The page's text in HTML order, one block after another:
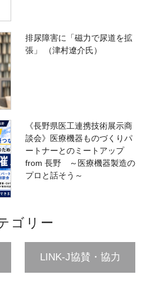
排尿障害に「磁力で尿道を拡
張」 （津村遼介氏）
《長野県医工連携技術展示商
談会》医療機器ものづくりパ
ートナーとのミートアップ
from 長野 ～医療機器製造の
プロと話そう～
ゴリー
LINK-J協賛・協力